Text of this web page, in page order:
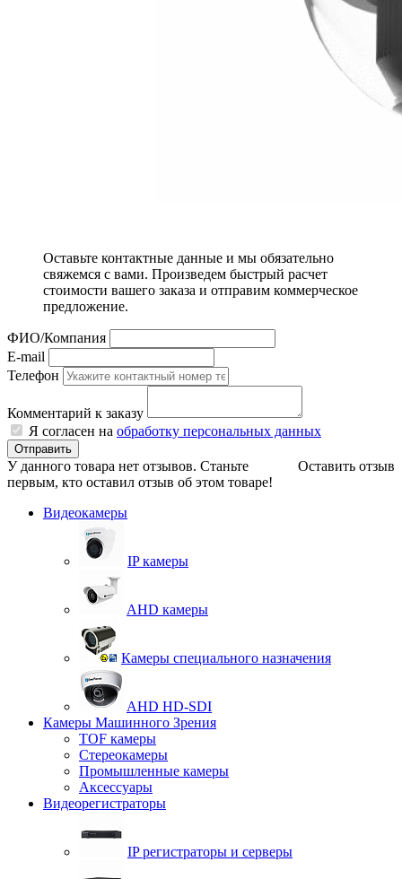
Оставьте контактные данные и мы обязательно
свяжемся с вами. Произведем быстрый расчет
стоимости вашего заказа и отправим коммерческое
предложение.
ФИО/Компания
E-mail
Телефон
Комментарий к заказу
Я согласен на обработку персональных данных
Отправить
Оставить отзыв
У данного товара нет отзывов. Станьте
первым, кто оставил отзыв об этом товаре!
Видеокамеры
IP камеры
AHD камеры
Камеры специального назначения
AHD HD-SDI
Камеры Машинного Зрения
TOF камеры
Стереокамеры
Промышленные камеры
Аксессуары
Видеорегистраторы
IP регистраторы и серверы